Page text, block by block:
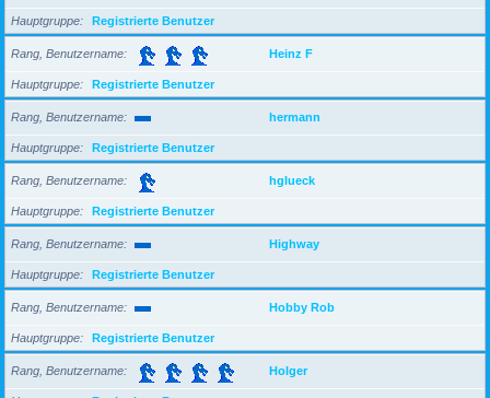
Hauptgruppe Registrierte Benutzer
Rang, Benutzername Heinz F
Hauptgruppe Registrierte Benutzer
Rang, Benutzername hermann
Hauptgruppe Registrierte Benutzer
Rang, Benutzername hglueck
Hauptgruppe Registrierte Benutzer
Rang, Benutzername Highway
Hauptgruppe Registrierte Benutzer
Rang, Benutzername Hobby Rob
Hauptgruppe Registrierte Benutzer
Rang, Benutzername Holger